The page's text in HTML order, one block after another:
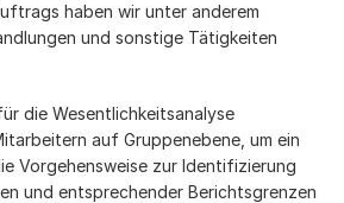
haben wir unter anderem
und sonstige Tätigkeiten
die Wesentlichkeitsanalyse
auf Gruppenebene, um ein
Vorgehensweise zur Identifizierung
und entsprechender Berichtsgrenzen